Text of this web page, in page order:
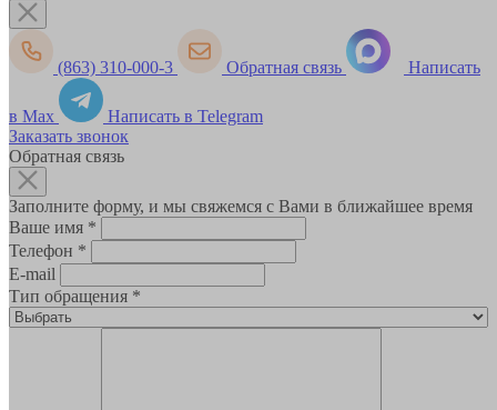
(863) 310-000-3 Обратная связь Написать
в Max
Написать в Telegram
Заказать звонок
Обратная связь
Заполните форму, и мы свяжемся с Вами в ближайшее время
Ваше имя *
Телефон *
E-mail
Тип обращения *